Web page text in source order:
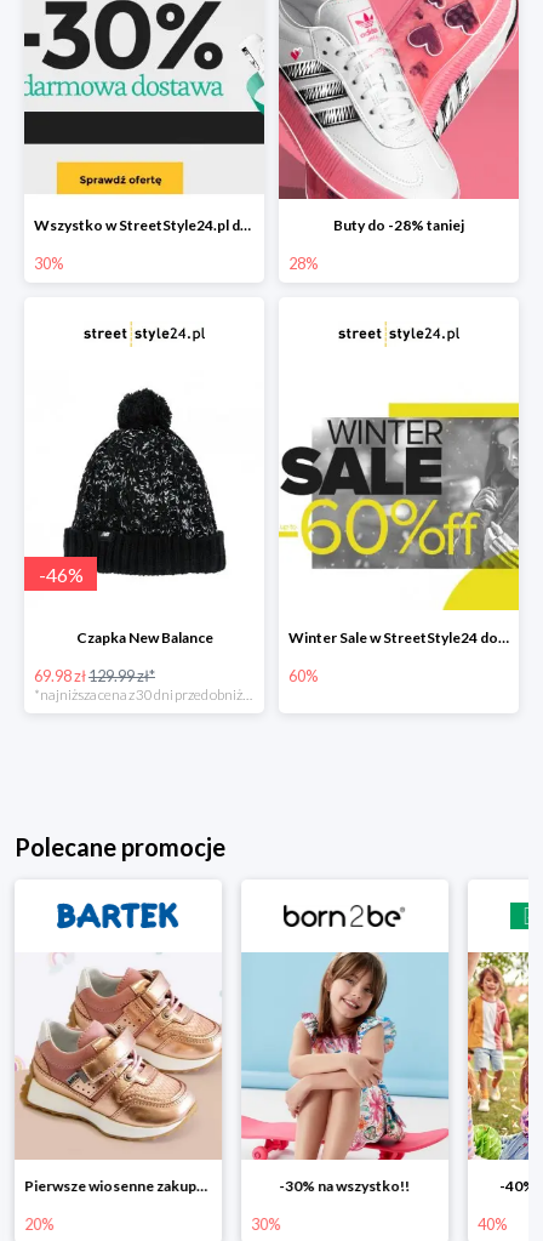
Wszystko w StreetStyle24.pl do -30% + darmowa dostawa
30%
Buty do -28% taniej
28%
-46%
Czapka New Balance
69.98 zł129.99 zł*
Winter Sale w StreetStyle24 do -60%
60%
Polecane promocje
Pierwsze wiosenne zakupy -20%
20%
-30% na wszystko!!
30%
-40%
40%